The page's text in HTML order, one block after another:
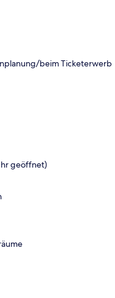
beim Ticketerwerb
geöffnet)